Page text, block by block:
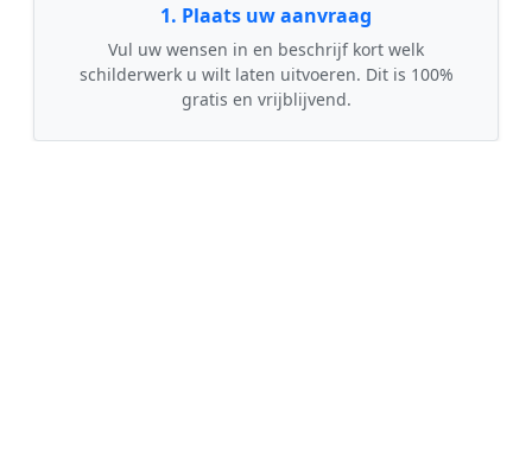
1. Plaats uw aanvraag
Vul uw wensen in en beschrijf kort welk
schilderwerk u wilt laten uitvoeren. Dit is 100%
gratis en vrijblijvend.